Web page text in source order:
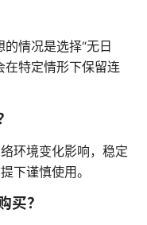
情况是选择“无日
在特定情形下保留连
环境变化影响，稳定
下谨慎使用。
买？